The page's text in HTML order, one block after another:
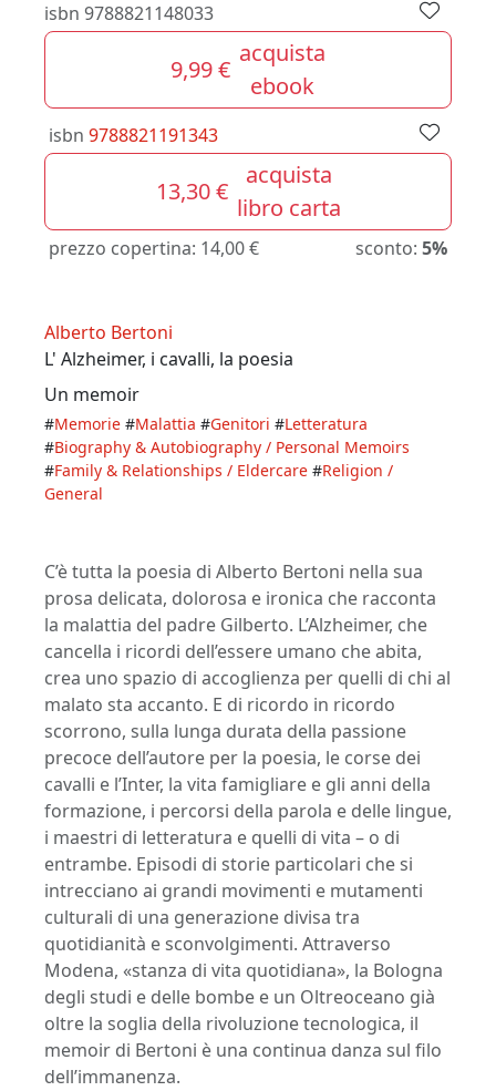
isbn 9788821148033
9,99 €
acquista
ebook
isbn 9788821191343
13,30 €
acquista
libro carta
prezzo copertina: 14,00 € sconto: 5%
Alberto Bertoni
L' Alzheimer, i cavalli, la poesia
Un memoir
#Memorie #Malattia #Genitori #Letteratura
#Biography & Autobiography / Personal Memoirs
#Family & Relationships / Eldercare #Religion /
General
C’è tutta la poesia di Alberto Bertoni nella sua
prosa delicata, dolorosa e ironica che racconta
la malattia del padre Gilberto. L’Alzheimer, che
cancella i ricordi dell’essere umano che abita,
crea uno spazio di accoglienza per quelli di chi al
malato sta accanto. E di ricordo in ricordo
scorrono, sulla lunga durata della passione
precoce dell’autore per la poesia, le corse dei
cavalli e l’Inter, la vita famigliare e gli anni della
formazione, i percorsi della parola e delle lingue,
i maestri di letteratura e quelli di vita – o di
entrambe. Episodi di storie particolari che si
intrecciano ai grandi movimenti e mutamenti
culturali di una generazione divisa tra
quotidianità e sconvolgimenti. Attraverso
Modena, «stanza di vita quotidiana», la Bologna
degli studi e delle bombe e un Oltreoceano già
oltre la soglia della rivoluzione tecnologica, il
memoir di Bertoni è una continua danza sul filo
dell’immanenza.